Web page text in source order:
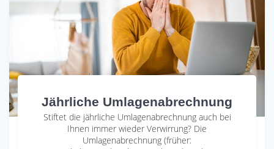
Jährliche Umlagenabrechnung
Stiftet die jährliche Umlagenabrechnung auch bei
Ihnen immer wieder Verwirrung? Die
Umlagenabrechnung (früher: